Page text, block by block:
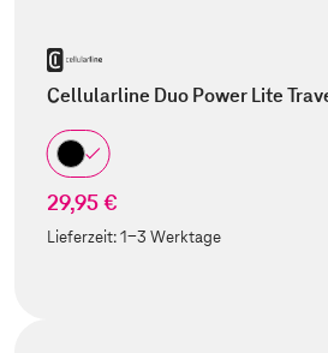
Cellularline Duo Power Lite
29,95 €
Lieferzeit:1-3 Werktage